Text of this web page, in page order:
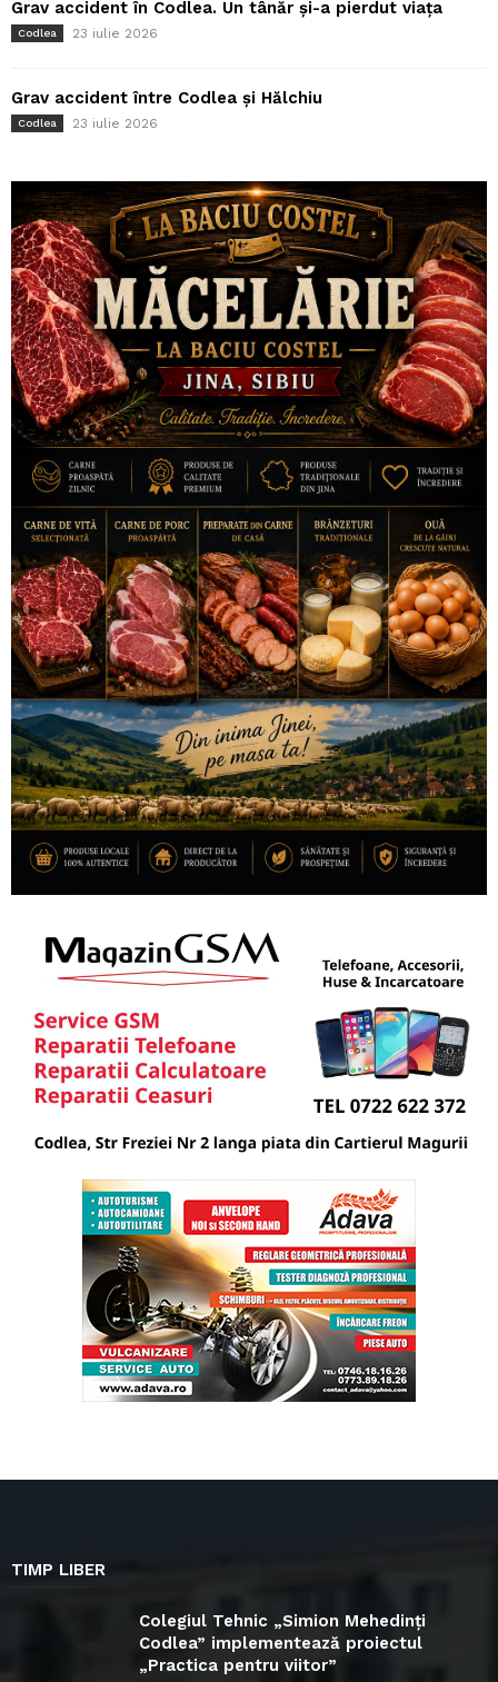
Grav accident în Codlea. Un tânăr și-a pierdut viața
Codlea 23 iulie 2026
Grav accident între Codlea și Hălchiu
Codlea 23 iulie 2026
TIMP LIBER
Colegiul Tehnic „Simion Mehedinți
Codlea” implementează proiectul
„Practica pentru viitor”